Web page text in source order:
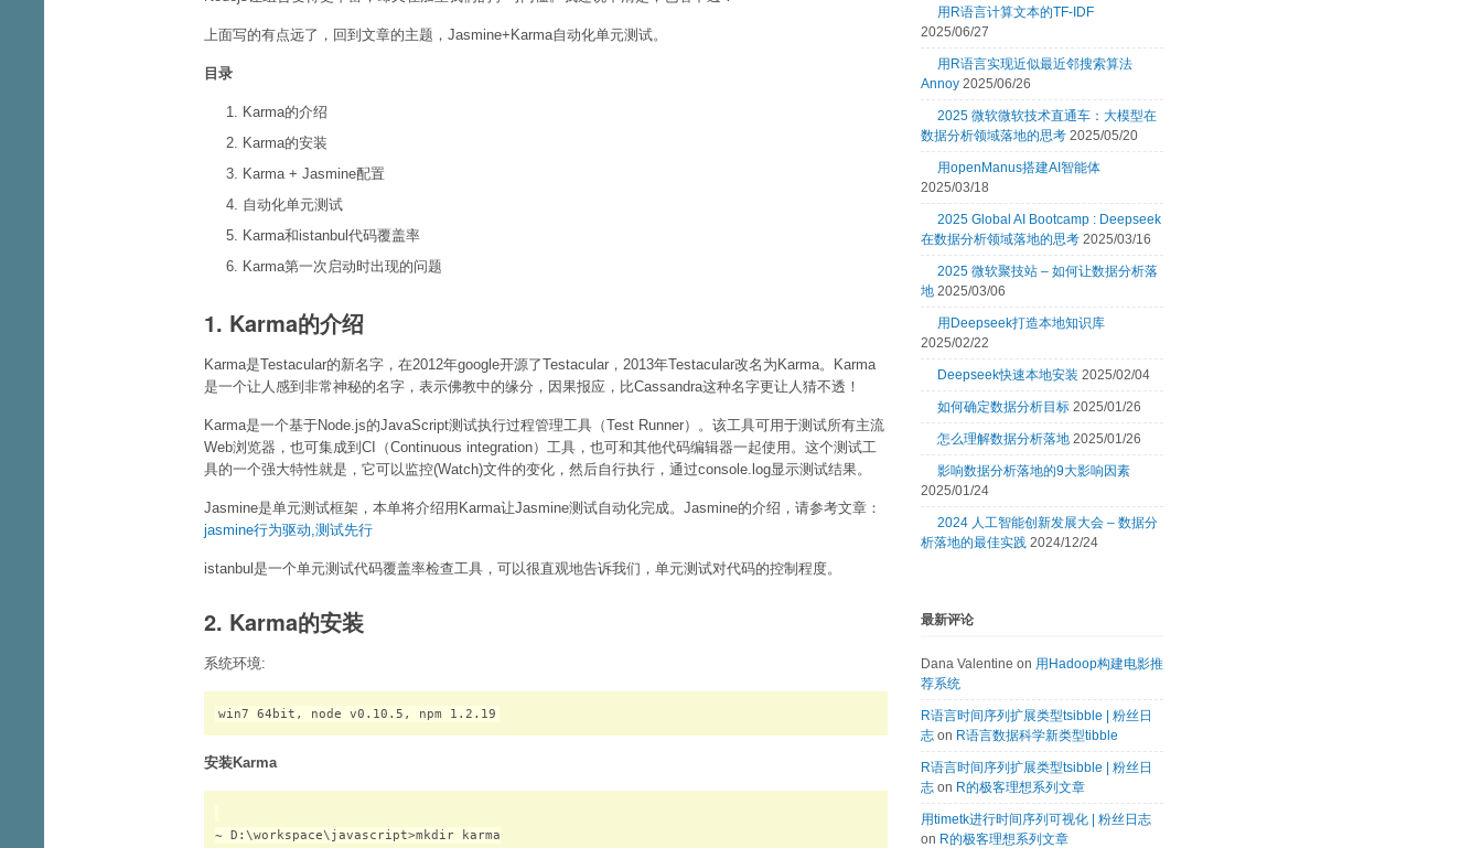
上面写的有点远了，回到文章的主题，Jasmine+Karma自动化单元测试。
目录
Karma的介绍
Karma的安装
Karma + Jasmine配置
自动化单元测试
Karma和istanbul代码覆盖率
Karma第一次启动时出现的问题
1. Karma的介绍
Karma是Testacular的新名字，在2012年google开源了Testacular，2013年Testacular改名为Karma。Karma
是一个让人感到非常神秘的名字，表示佛教中的缘分，因果报应，比Cassandra这种名字更让人猜不透！
Karma是一个基于Node.js的JavaScript测试执行过程管理工具（Test Runner）。该工具可用于测试所有主流
Web浏览器，也可集成到CI（Continuous integration）工具，也可和其他代码编辑器一起使用。这个测试工
具的一个强大特性就是，它可以监控(Watch)文件的变化，然后自行执行，通过console.log显示测试结果。
Jasmine是单元测试框架，本单将介绍用Karma让Jasmine测试自动化完成。Jasmine的介绍，请参考文章：
jasmine行为驱动,测试先行
istanbul是一个单元测试代码覆盖率检查工具，可以很直观地告诉我们，单元测试对代码的控制程度。
2. Karma的安装
系统环境:
win7 64bit, node v0.10.5, npm 1.2.19
安装Karma
~ D:\workspace\javascript>mkdir karma
用R语言计算文本的TF-IDF
2025/06/27
用R语言实现近似最近邻搜索算法
Annoy 2025/06/26
2025 微软微软技术直通车：大模型在
数据分析领域落地的思考 2025/05/20
用openManus搭建AI智能体
2025/03/18
2025 Global AI Bootcamp : Deepseek
在数据分析领域落地的思考 2025/03/16
2025 微软聚技站 – 如何让数据分析落
地 2025/03/06
用Deepseek打造本地知识库
2025/02/22
Deepseek快速本地安装 2025/02/04
如何确定数据分析目标 2025/01/26
怎么理解数据分析落地 2025/01/26
影响数据分析落地的9大影响因素
2025/01/24
2024 人工智能创新发展大会 – 数据分
析落地的最佳实践 2024/12/24
最新评论
Dana Valentine on 用Hadoop构建电影推
荐系统
R语言时间序列扩展类型tsibble | 粉丝日
志 on R语言数据科学新类型tibble
R语言时间序列扩展类型tsibble | 粉丝日
志 on R的极客理想系列文章
用timetk进行时间序列可视化 | 粉丝日志
on R的极客理想系列文章